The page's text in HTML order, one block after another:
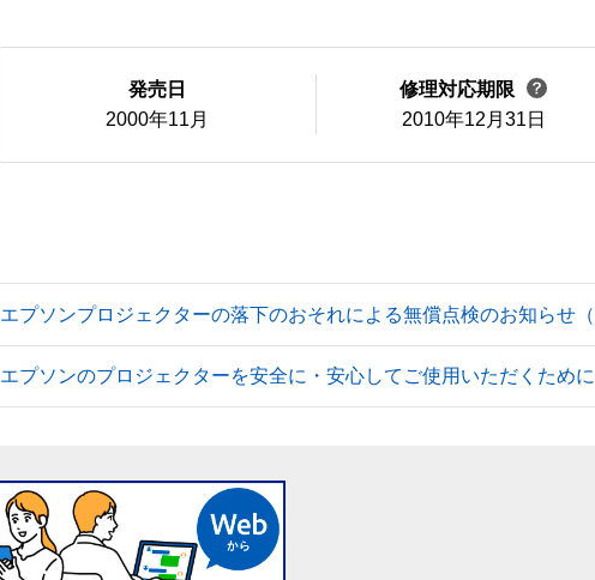
発売日
2000年11月
修理対応期限
2010年12月31日
エプソンプロジェクターの落下のおそれによる無償点検のお知らせ
エプソンのプロジェクターを安全に・安心してご使用いただくために